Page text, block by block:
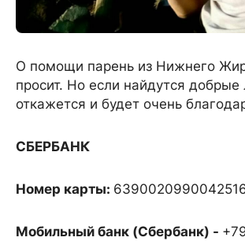
О помощи парень из Нижнего
просит. Но если найдутся
откажется и будет очень
СБЕРБАНК
Номер карты:
Мобильный банк (Сбербанк) -